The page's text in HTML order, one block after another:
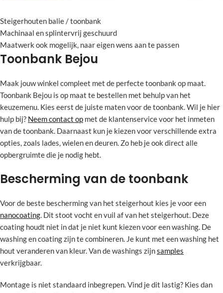
Steigerhouten balie / toonbank
Machinaal en splintervrij geschuurd
Maatwerk ook mogelijk, naar eigen wens aan te passen
Toonbank Bejou
Maak jouw winkel compleet met de perfecte toonbank op maat.
Toonbank Bejou is op maat te bestellen met behulp van het
keuzemenu. Kies eerst de juiste maten voor de toonbank. Wil je hier
hulp bij? Neem contact op met de klantenservice voor het inmeten
van de toonbank. Daarnaast kun je kiezen voor verschillende extra
opties, zoals lades, wielen en deuren. Zo heb je ook direct alle
opbergruimte die je nodig hebt.
Bescherming van de toonbank
Voor de beste bescherming van het steigerhout kies je voor een
nanocoating. Dit stoot vocht en vuil af van het steigerhout. Deze
coating houdt niet in dat je niet kunt kiezen voor een washing. De
washing en coating zijn te combineren. Je kunt met een washing het
hout veranderen van kleur. Van de washings zijnsamples
verkrijgbaar.
Montage is niet standaard inbegrepen. Vind je dit lastig? Kies dan